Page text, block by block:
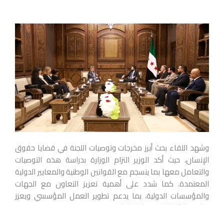
وشهد اللقاء بحث أبرز مخرجات وتوصيات اللجنة في قضايا حقوق
الإنسان، حيث أكد الوزير التزام الوزارة بدراسة هذه التوصيات
والتعامل معها بما ينسجم مع القوانين الوطنية والمعايير الدولية
المعتمدة. كما شدد على أهمية تعزيز التعاون مع الجهات
والمؤسسات الدولية، بما يدعم تطوير العمل المؤسسي ويعزز